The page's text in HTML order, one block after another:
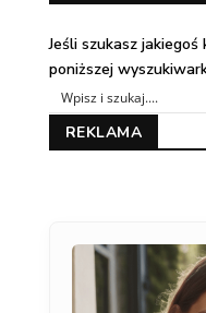
Jeśli szukasz
poniższej
REKLAMA